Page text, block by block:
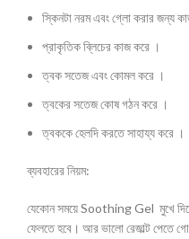
স্কিনটা নরম এবং গ্লো করার জন্য
প্রাকৃতিক ব্লিচের কাজ করে ।
ত্বক সতেজ এবং কোমল‌ করে ।
ত্বকের সতেজ কোষ গঠন করে ‌।
ত্বককে হেলদি করতে সাহায্য করে ।
ব্যবহারের নিয়ম:
যেকোন সময়ে Soothing Gel মুখে দিয়ে
ফেলতে হবে। আর ভালো রেজাল্ট পেতে